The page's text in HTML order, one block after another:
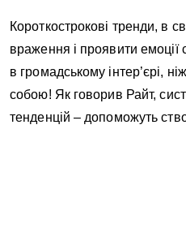
Короткострокові тренди, в
враження і проявити емоції
в громадському інтер’єрі,
собою! Як говорив Райт,
тенденцій – допоможуть